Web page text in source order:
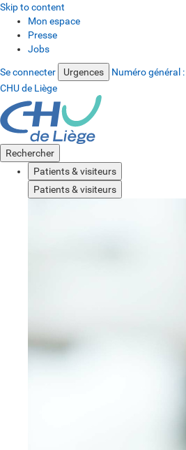
Skip to content
Mon espace
Presse
Jobs
Se connecter Urgences Numéro général :
CHU de Liège
Rechercher
Patients & visiteurs
Patients & visiteurs